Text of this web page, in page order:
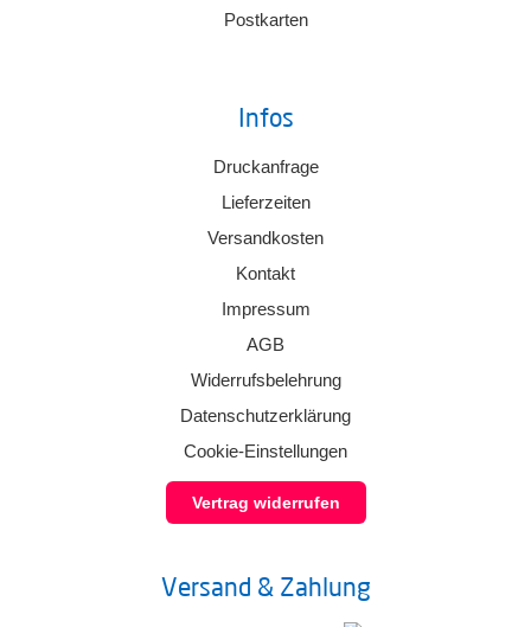
Postkarten
Infos
Druckanfrage
Lieferzeiten
Versandkosten
Kontakt
Impressum
AGB
Widerrufsbelehrung
Datenschutzerklärung
Cookie-Einstellungen
Vertrag widerrufen
Versand & Zahlung